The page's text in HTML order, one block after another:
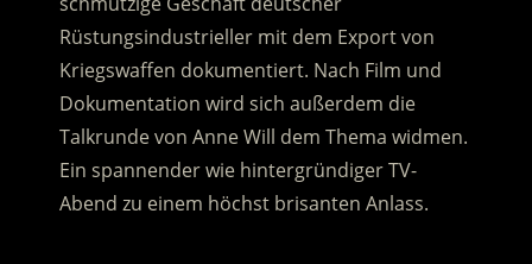
Rüstungsindustrieller mit dem Export von
Kriegswaffen dokumentiert. Nach Film und
Dokumentation wird sich außerdem die
Talkrunde von Anne Will dem Thema widmen.
Ein spannender wie hintergründiger TV-
Abend zu einem höchst brisanten Anlass.